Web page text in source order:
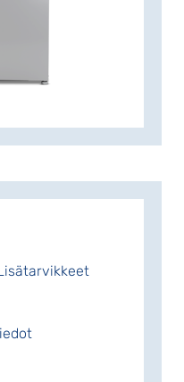
S40, joka
on
seurata
-12j mitat (k x l x